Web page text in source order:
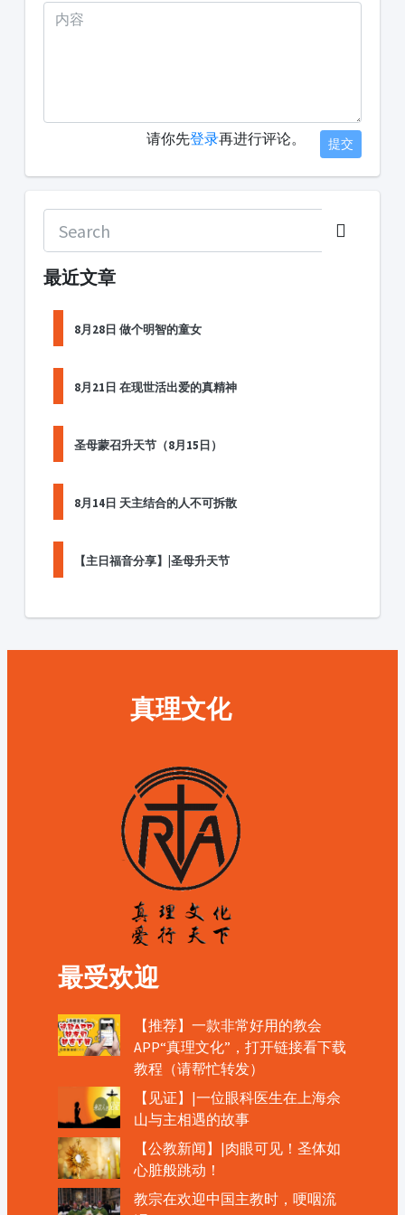
请你先登录再进行评论。 提交
最近文章
8月28日 做个明智的童女
8月21日 在现世活出爱的真精神
圣母蒙召升天节（8月15日）
8月14日 天主结合的人不可拆散
【主日福音分享】|圣母升天节
真理文化
最受欢迎
【推荐】一款非常好用的教会
APP“真理文化”，打开链接看下载
教程（请帮忙转发）
【见证】|一位眼科医生在上海佘
山与主相遇的故事
【公教新闻】|肉眼可见！圣体如
心脏般跳动！
教宗在欢迎中国主教时，哽咽流